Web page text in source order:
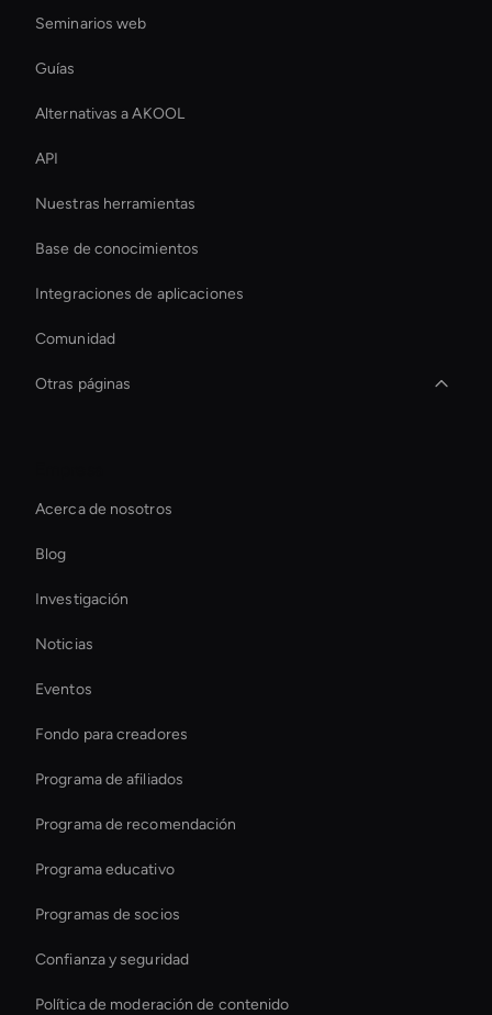
Seminarios web
Guías
Alternativas a AKOOL
API
Nuestras herramientas
Base de conocimientos
Integraciones de aplicaciones
Comunidad
Otras páginas
Herramienta estabilizadora de video AI
Transferencia de estilo de vídeo mediante IA
Self-Learning Ai Avatar
Holographic Display Ai
Conversational Ai Avatar
Editor de vídeo deportivo con IA
Acerca de nosotros
Blog
Investigación
Noticias
Eventos
Fondo para creadores
Programa de afiliados
Programa de recomendación
Programa educativo
Programas de socios
Confianza y seguridad
Política de moderación de contenido